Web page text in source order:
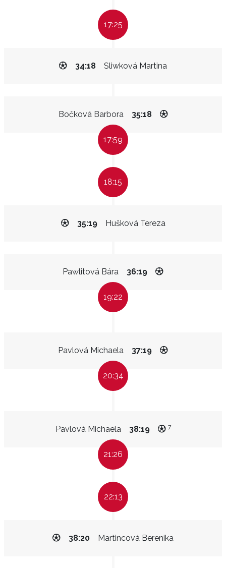
17:25
Sliwková Martina
34:18
Bočková Barbora 35:18
17:59
18:15
Hušková Tereza
35:19
Pawlitová Bára 36:19
19:22
Pavlová Michaela 37:19
20:34
Pavlová Michaela 38:19 7
21:26
22:13
Martincová Berenika
38:20